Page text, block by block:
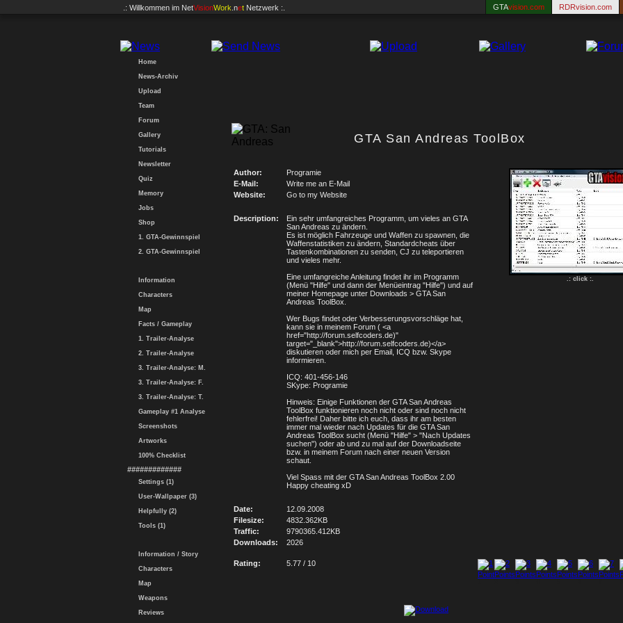
.: Willkommen im NetVisionWork .net Netzwerk :. GTAvision.com RDRvision.com
Home
News-Archiv
Upload
Team
Forum
Gallery
Tutorials
Newsletter
Quiz
Memory
Jobs
Shop
1. GTA-Gewinnspiel
2. GTA-Gewinnspiel
Information
Characters
Map
Facts / Gameplay
1. Trailer-Analyse
2. Trailer-Analyse
3. Trailer-Analyse: M.
3. Trailer-Analyse: F.
3. Trailer-Analyse: T.
Gameplay #1 Analyse
Screenshots
Artworks
100% Checklist
#############
Settings (1)
User-Wallpaper (3)
Helpfully (2)
Tools (1)
Information / Story
Characters
Map
Weapons
Reviews
GTA San Andreas ToolBox
Author: Programie
.: click :.
E-Mail:
Write me an E-Mail
Website:
Go to my Website
Description:
Ein sehr umfangreiches Programm, um vieles an GTA
San Andreas zu ändern.
Es ist möglich Fahrzeuge und Waffen zu spawnen, die
Waffenstatistiken zu ändern, Standardcheats über
Tastenkombinationen zu senden, CJ zu teleportieren
und vieles mehr.
Eine umfangreiche Anleitung findet ihr im Programm
(Menü "Hilfe" und dann der Menüeintrag "Hilfe") und auf
meiner Homepage unter Downloads > GTA San
Andreas ToolBox.
Wer Bugs findet oder Verbesserungsvorschläge hat,
kann sie in meinem Forum ( <a
href="http://forum.selfcoders.de)"
target="_blank">http://forum.selfcoders.de)</a>
diskutieren oder mich per Email, ICQ bzw. Skype
informieren.
ICQ: 401-456-146
SKype: Programie
Hinweis: Einige Funktionen der GTA San Andreas
ToolBox funktionieren noch nicht oder sind noch nicht
fehlerfrei! Daher bitte ich euch, dass ihr am besten
immer mal wieder nach Updates für die GTA San
Andreas ToolBox sucht (Menü "Hilfe" > "Nach Updates
suchen") oder ab und zu mal auf der Downloadseite
bzw. in meinem Forum nach einer neuen Version
schaut.
Viel Spass mit der GTA San Andreas ToolBox 2.00
Happy cheating xD
Date:
12.09.2008
Filesize:
4832.362KB
Traffic:
9790365.412KB
Downloads:
2026
Rating: 5.77 / 10